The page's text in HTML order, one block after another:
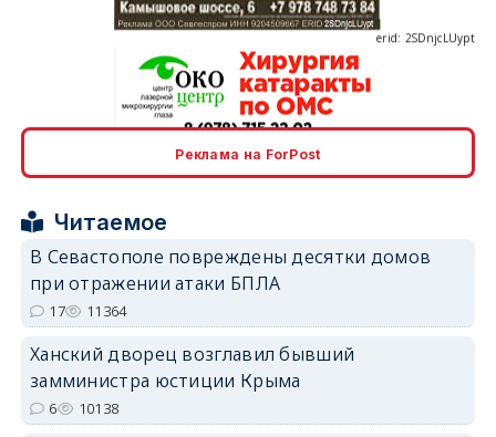
Реклама на ForPost
Читаемое
В Севастополе повреждены десятки домов
при отражении атаки БПЛА
17 11364
Ханский дворец возглавил бывший
замминистра юстиции Крыма
6 10138